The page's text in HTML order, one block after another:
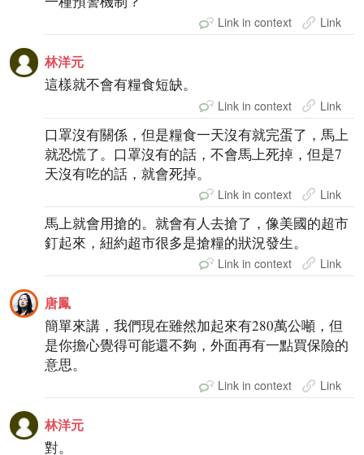
Link in context Link
林洋元
這樣就不會有糧食短缺。
Link in context Link
口罩沒有關係，但是糧食一天沒有就完蛋了，馬上
就恐慌了。口罩沒有的話，不會馬上死掉，但是7
天沒有吃的話，就會死掉。
Link in context Link
馬上就會用搶的。就會有人去搶了，像美國的超市
釘起來，紐約超市很多是搶糧的狀況發生。
Link in context Link
唐鳳
簡單來講，我們現在雖然加起來有280萬公噸，但
是你擔心覺得可能還不夠，外面再有一點買保險的
意思。
Link in context Link
林洋元
對。